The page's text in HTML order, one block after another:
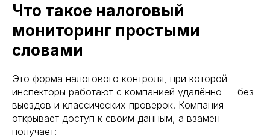
Что такое налоговый
мониторинг простыми
словами
Это форма налогового контроля, при которой
инспекторы работают с компанией удалённо — без
выездов и классических проверок. Компания
открывает доступ к своим данным, а взамен
получает: